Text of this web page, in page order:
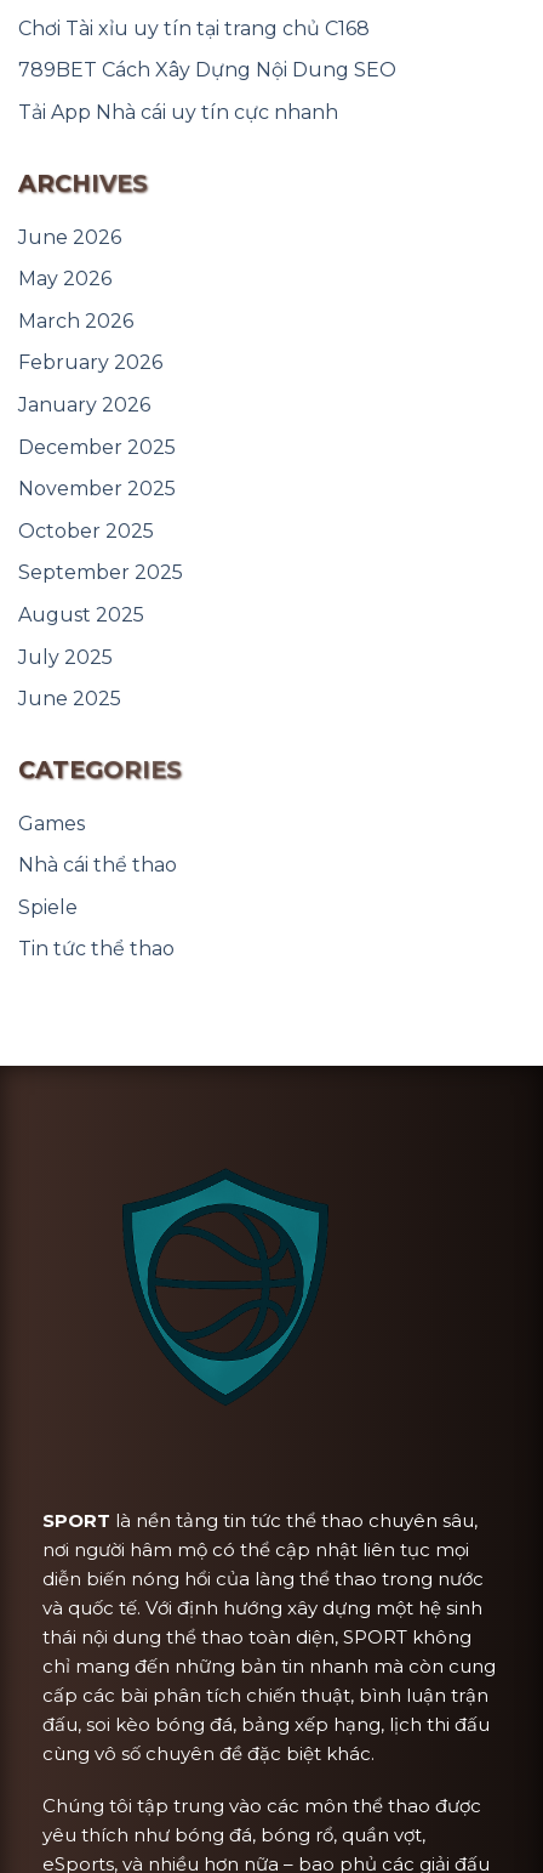
Chơi Tài xỉu uy tín tại trang chủ C168
789BET Cách Xây Dựng Nội Dung SEO
Tải App Nhà cái uy tín cực nhanh
ARCHIVES
June 2026
May 2026
March 2026
February 2026
January 2026
December 2025
November 2025
October 2025
September 2025
August 2025
July 2025
June 2025
CATEGORIES
Games
Nhà cái thể thao
Spiele
Tin tức thể thao
SPORT là nền tảng tin tức thể thao chuyên sâu,
nơi người hâm mộ có thể cập nhật liên tục mọi
diễn biến nóng hổi của làng thể thao trong nước
và quốc tế. Với định hướng xây dựng một hệ sinh
thái nội dung thể thao toàn diện, SPORT không
chỉ mang đến những bản tin nhanh mà còn cung
cấp các bài phân tích chiến thuật, bình luận trận
đấu, soi kèo bóng đá, bảng xếp hạng, lịch thi đấu
cùng vô số chuyên đề đặc biệt khác.
Chúng tôi tập trung vào các môn thể thao được
yêu thích như bóng đá, bóng rổ, quần vợt,
eSports, và nhiều hơn nữa – bao phủ các giải đấu